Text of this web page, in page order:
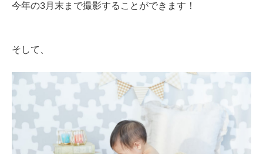
今年の3月末まで撮影することができます！
そして、